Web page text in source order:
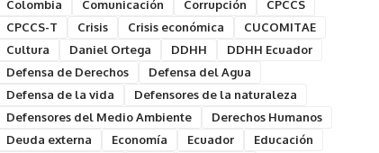
Colombia
Comunicación Corrupción
CPCCS
CPCCS-T
Crisis Crisis económica
CUCOMITAE
Cultura
Daniel Ortega DDHH
DDHH Ecuador
Defensa de Derechos
Defensa del Agua
Defensa de la vida
Defensores de la naturaleza
Defensores del Medio Ambiente
Derechos Humanos
Deuda externa
Economía Ecuador
Educación